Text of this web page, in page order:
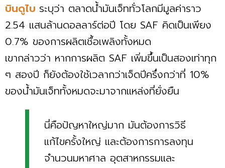
บินดูไบ ระบุว่า ตลาดน้ำมันเจ็ททั่วโลกมีมูลค่าราว
2.54 แสนล้านดอลลาร์ต่อปี โดย SAF คิดเป็นเพียง
0.7% ของการผลิตเชื้อเพลิงทั้งหมด
เขากล่าวว่า หากการผลิต SAF เพิ่มขึ้นเป็นสองเท่าทุก
ๆ สองปี ก็ยังต้องใช้เวลากว่าเจ็ดปีครึ่งกว่าที่ 10%
ของน้ำมันเจ็ททั้งหมดจะมาจากแหล่งที่ยั่งยืน
นี่คือปัญหาใหญ่มาก มันต้องการวิธี
แก้ไขครั้งใหญ่ และต้องการการลงทุน
จำนวนมหาศาล อุตสาหกรรมและ